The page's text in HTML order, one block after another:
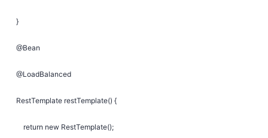
}
@Bean
@LoadBalanced
RestTemplate restTemplate() {
return new RestTemplate();